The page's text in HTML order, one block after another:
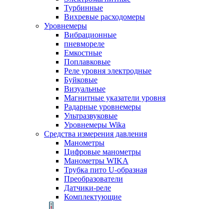
Турбинные
Вихревые расходомеры
Уровнемеры
Вибрационные
пневмореле
Емкостные
Поплавковые
Реле уровня электродные
Буйковые
Визуальные
Магнитные указатели уровня
Радарные уровнемеры
Ультразвуковые
Уровнемеры Wika
Средства измерения давления
Манометры
Цифровые манометры
Манометры WIKA
Трубка пито U-образная
Преобразователи
Датчики-реле
Комплектующие